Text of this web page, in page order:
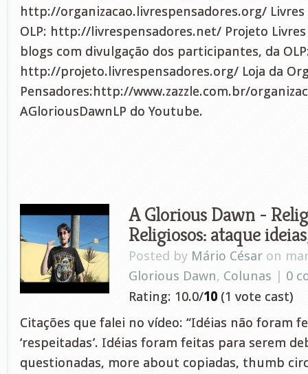
http://organizacao.livrespensadores.org/ Livres
OLP: http://livrespensadores.net/ Projeto Livres
blogs com divulgação dos participantes, da
http://projeto.livrespensadores.org/ Loja da
Pensadores:http://www.zazzle.com.br/
AGloriousDawnLP do Youtube.
A Glorious Dawn -
Religiosos: ataque
Posted by Mário César on
Glorious Dawn, Colunas | 0
Rating: 10.0/10 (1 vote cast)
Citações que falei no vídeo: “Idéias não foram
‘respeitadas’. Idéias foram feitas para serem
questionadas, more about copiadas, thumb